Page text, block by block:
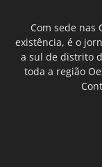
Com sede nas
existência, é o
a sul de distrito
toda a região